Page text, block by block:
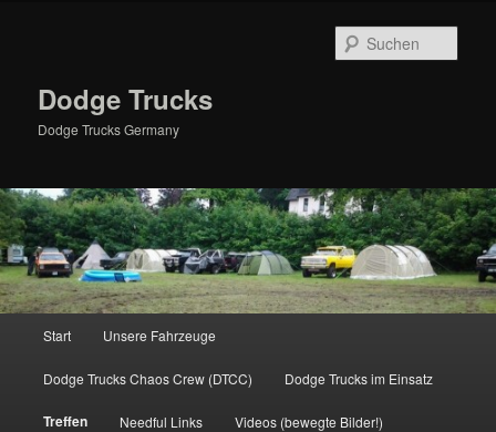
Dodge Trucks
Dodge Trucks Germany
Start Unsere Fahrzeuge
Dodge Trucks Chaos Crew (DTCC) Dodge Trucks im Einsatz
Treffen Needful Links Videos (bewegte Bilder!)